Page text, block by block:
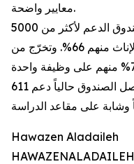
معايير واضحة.
ومنذ تأسيسه وحتى اليوم، قدّم الصندوق الدعم لأكثر من 5000
مستفيد من الشباب الأيتام، شكّلت الإناث منهم 66%. وتخرّج من
برامجه 3,712 شاباً وشابة، حصل 78% منهم على وظيفة واحدة
على الأقل في سوق العمل، فيما يواصل الصندوق حالياً دعم 611
Hawazen Aladaileh
HAWAZENALADAILEH